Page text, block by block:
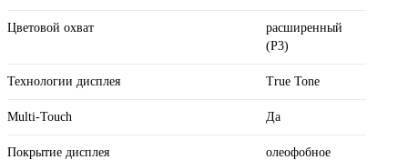
Цветовой охват
расширенный
(P3)
Технологии дисплея True Tone
Multi-Touch Да
Покрытие дисплея
олеофобное